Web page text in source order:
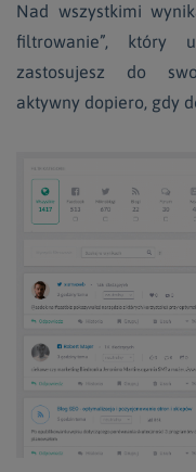
Nad wszystkimi
filtrowanie”, który
zastosujesz do
aktywny dopiero, gdy